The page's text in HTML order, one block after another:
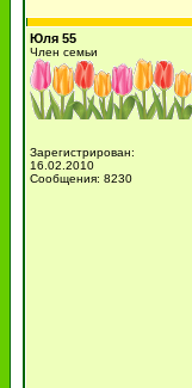
Юля 55
Член семьи
Зарегистрирован:
16.02.2010
Сообщения: 8230